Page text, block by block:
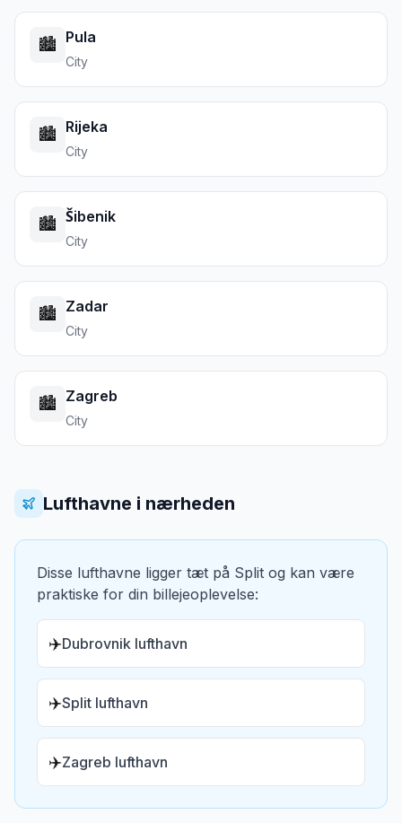
🏙️ Pula
City
🏙️ Rijeka
City
🏙️ Šibenik
City
🏙️ Zadar
City
🏙️ Zagreb
City
Lufthavne i nærheden
Disse lufthavne ligger tæt på Split og kan være
praktiske for din billejeoplevelse:
✈️Dubrovnik lufthavn
✈️Split lufthavn
✈️Zagreb lufthavn